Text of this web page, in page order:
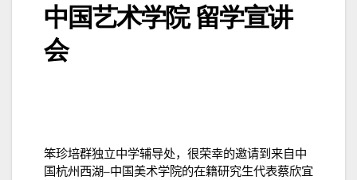
中国艺术学院 留学宣讲
会
笨珍培群独立中学辅导处，很荣幸的邀请到来自中
国杭州西湖–中国美术学院的在籍研究生代表蔡欣宜